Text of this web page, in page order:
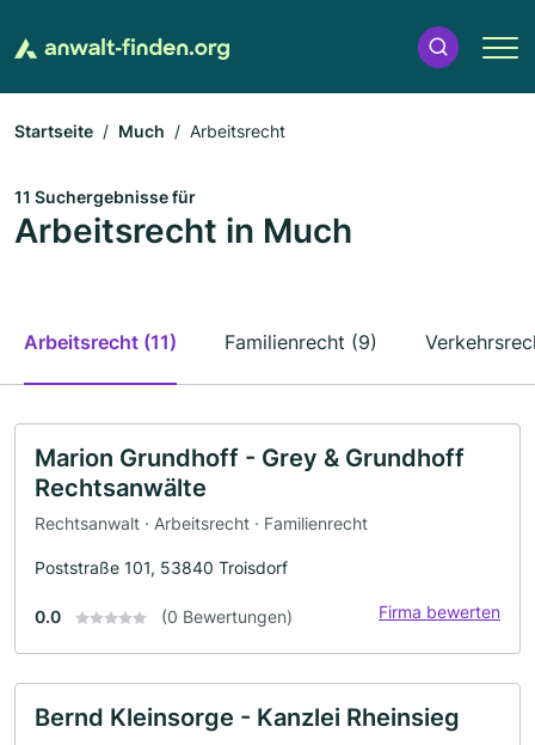
Startseite Much Arbeitsrecht
11 Suchergebnisse für
Arbeitsrecht in Much
Arbeitsrecht (11) Familienrecht (9)
Marion Grundhoff - Grey & Grundhoff
Rechtsanwälte
Rechtsanwalt · Arbeitsrecht · Familienrecht
Poststraße 101, 53840 Troisdorf
0.0 (0 Bewertungen) Firma bewerten
Bernd Kleinsorge - Kanzlei Rheinsieg